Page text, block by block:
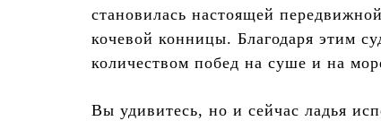
становилась настоящей
кочевой конницы. Благодаря этим
количеством побед на суше и на
Вы удивитесь, но и сейчас ладья